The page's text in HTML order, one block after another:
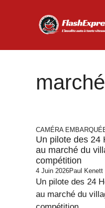
CAMÉRA
Un pilote des 24
au marché du
compétition
4 Juin 2026Paul Kenett
Un pilote des 24
au marché du